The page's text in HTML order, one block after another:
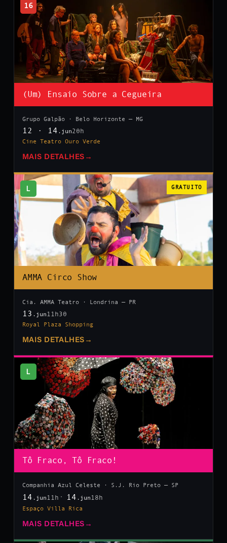
16
(Um) Ensaio Sobre a Cegueira
Grupo Galpão · Belo Horizonte — MG
12 · 14 .jun20h
Cine Teatro Ouro Verde
MAIS DETALHES →
L GRATUITO
AMMA Circo Show
Cia. AMMA Teatro · Londrina — PR
13 .jun 11h30
Royal Plaza Shopping
MAIS DETALHES →
L
Tô Fraco, Tô Fraco!
Companhia Azul Celeste · S.J. Rio Preto — SP
14 .jun 11h 14 .jun 18h
Espaço Villa Rica
MAIS DETALHES →